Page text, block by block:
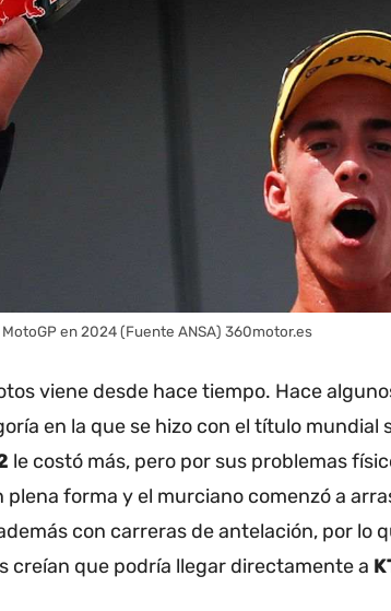
en 2024 (Fuente ANSA) 360motor.es
viene desde hace tiempo. Hace
en la que se hizo con el título mundial
le costó más, pero por sus problemas
forma y el murciano comenzó a
con carreras de antelación, por lo
creían que podría llegar directamente a